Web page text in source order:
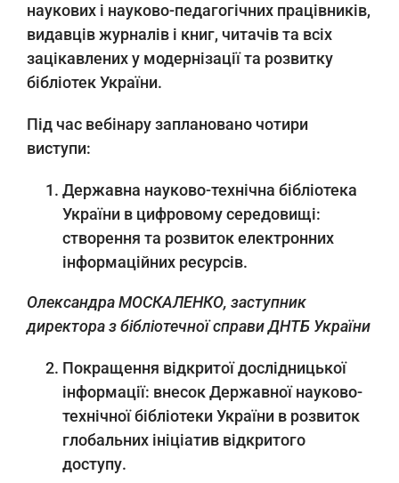
наукових і науково-педагогічних працівників,
видавців журналів і книг, читачів та всіх
зацікавлених у модернізації та розвитку
бібліотек України.
Під час вебінару заплановано чотири
виступи:
Державна науково-технічна бібліотека
України в цифровому середовищі:
створення та розвиток електронних
інформаційних ресурсів.
Олександра МОСКАЛЕНКО, заступник
директора з бібліотечної справи ДНТБ України
Покращення відкритої дослідницької
інформації: внесок Державної науково-
технічної бібліотеки України в розвиток
глобальних ініціатив відкритого
доступу.